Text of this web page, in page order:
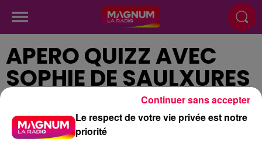
APERO QUIZZ AVEC
SOPHIE DE SAULXURES
SUR MOSELOTTE
(7/02)Le respect de votre vie privée est notre
priorité
Continuer sans accepter